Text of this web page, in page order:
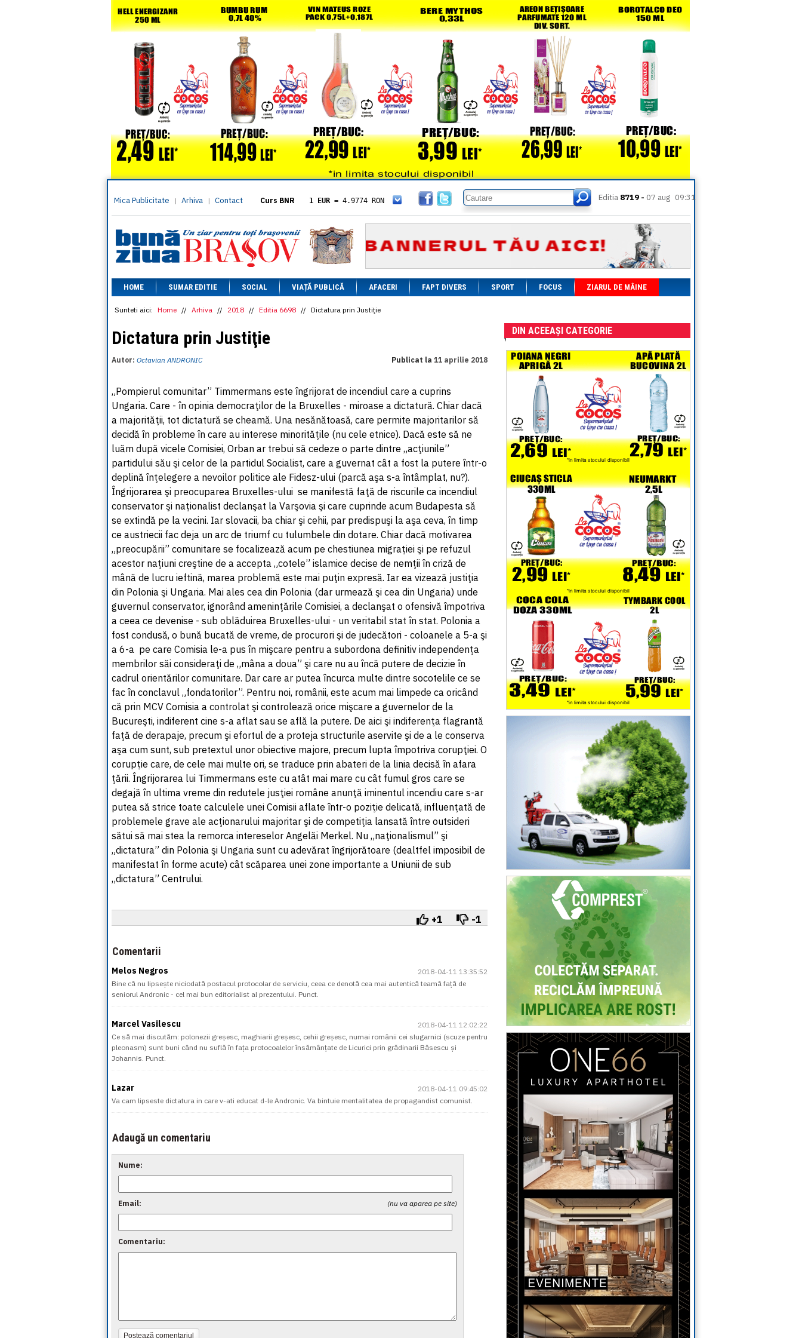
Mica Publicitate | Arhiva | Contact Curs BNR 1 EUR = 4.9774 RON
= 5.8304 RON
1 XAU= 464.4611 RON
1 AED= 1.1933 RON
1 AUD= 2.7957 RON
1 BGN= 2.5449 RON
1 CAD= 3.1559 RON
1 CHF= 5.2813 RON
1 CNY= 0.6015 RON
1 MDL= 0.2538 RON
1 MXN = 0.2227 RON
1 NOK = 0.4191 RON
1 NZD
= 2.6097 RON
1 PLN = 1.1646 RON
1 RSD= 0.0425 RON
= 0.0530 RON
= 0.4526 RON
1 TRY= 0.1141 RON
1 UAH= 0.1048 RON
1 XDR
= 5.9383 RON
1 ZAR
= 0.2318 RON
Editia 8719 - 07 aug 09:31
HOME SUMAR EDITIE SOCIAL VIAȚĂ PUBLICĂ AFACERI FAPT DIVERS SPORT FOCUS ZIARUL DE MÂINE
Sunteti aici: Home // Arhiva // 2018 // Editia 6698 // Dictatura prin Justiţie
Dictatura prin Justiţie
Autor: Octavian ANDRONIC Publicat la 11 aprilie 2018
„Pompierul comunitar” Timmermans este îngrijorat de incendiul care a cuprins
Ungaria. Care - în opinia democraţilor de la Bruxelles - miroase a dictatură. Chiar dacă
a majorităţii, tot dictatură se cheamă. Una nesănătoasă, care permite majoritarilor să
decidă în probleme în care au interese minorităţile (nu cele etnice). Dacă este să ne
luăm după vicele Comisiei, Orban ar trebui să cedeze o parte dintre „acţiunile”
partidului său şi celor de la partidul Socialist, care a guvernat cât a fost la putere într-o
deplină înţelegere a nevoilor politice ale Fidesz-ului (parcă aşa s-a întâmplat, nu?).
Îngrijorarea şi preocuparea Bruxelles-ului se manifestă faţă de riscurile ca incendiul
conservator şi naţionalist declanşat la Varşovia şi care cuprinde acum Budapesta să
se extindă pe la vecini. Iar slovacii, ba chiar şi cehii, par predispuşi la aşa ceva, în timp
ce austriecii fac deja un arc de triumf cu tulumbele din dotare. Chiar dacă motivarea
„preocupării” comunitare se focalizează acum pe chestiunea migraţiei şi pe refuzul
acestor naţiuni creştine de a accepta „cotele” islamice decise de nemţii în criză de
mână de lucru ieftină, marea problemă este mai puţin expresă. Iar ea vizează justiţia
din Polonia şi Ungaria. Mai ales cea din Polonia (dar urmează şi cea din Ungaria) unde
guvernul conservator, ignorând ameninţările Comisiei, a declanşat o ofensivă împotriva
a ceea ce devenise - sub oblăduirea Bruxelles-ului - un veritabil stat în stat. Polonia a
fost condusă, o bună bucată de vreme, de procurori şi de judecători - coloanele a 5-a şi
a 6-a pe care Comisia le-a pus în mişcare pentru a subordona definitiv independenţa
membrilor săi consideraţi de „mâna a doua” şi care nu au încă putere de decizie în
cadrul orientărilor comunitare. Dar care ar putea încurca multe dintre socotelile ce se
fac în conclavul „fondatorilor”. Pentru noi, românii, este acum mai limpede ca oricând
că prin MCV Comisia a controlat şi controlează orice mişcare a guvernelor de la
Bucureşti, indiferent cine s-a aflat sau se află la putere. De aici şi indiferenţa flagrantă
faţă de derapaje, precum şi efortul de a proteja structurile aservite şi de a le conserva
aşa cum sunt, sub pretextul unor obiective majore, precum lupta împotriva corupţiei. O
corupţie care, de cele mai multe ori, se traduce prin abateri de la linia decisă în afara
ţării. Îngrijorarea lui Timmermans este cu atât mai mare cu cât fumul gros care se
degajă în ultima vreme din redutele jusţiei române anunţă iminentul incendiu care s-ar
putea să strice toate calculele unei Comisii aflate într-o poziţie delicată, influenţată de
problemele grave ale acţionarului majoritar şi de competiţia lansată între outsideri
sătui să mai stea la remorca intereselor Angelăi Merkel. Nu „naţionalismul” şi
„dictatura” din Polonia şi Ungaria sunt cu adevărat îngrijorătoare (dealtfel imposibil de
manifestat în forme acute) cât scăparea unei zone importante a Uniunii de sub
„dictatura” Centrului.
+1 -1
Comentarii
Melos Negros
2018-04-11 13:35:52
Bine că nu lipsește niciodată postacul protocolar de serviciu, ceea ce denotă cea mai autentică teamă față de
seniorul Andronic - cel mai bun editorialist al prezentului. Punct.
Marcel Vasilescu
2018-04-11 12:02:22
Ce să mai discutăm: polonezii greșesc, maghiarii greșesc, cehii greșesc, numai românii cei slugarnici (scuze pentru
pleonasm) sunt buni când nu suflă în fața protocoalelor însămânțate de Licurici prin grădinarii Băsescu și
Johannis. Punct.
Lazar
2018-04-11 09:45:02
Va cam lipseste dictatura in care v-ati educat d-le Andronic. Va bintuie mentalitatea de propagandist comunist.
Adaugă un comentariu
Nume:
(nu va aparea pe site)
Email:
Comentariu:
Postează comentariul
DIN ACEEAȘI CATEGORIE